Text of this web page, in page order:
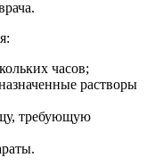
часов;
растворы
требующую